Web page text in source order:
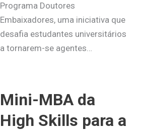
Programa Doutores
Embaixadores, uma iniciativa que
desafia estudantes universitários
a tornarem-se agentes…
Mini-MBA da
High Skills para a